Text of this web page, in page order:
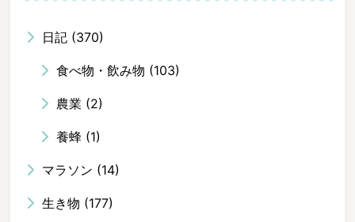
日記 (370)
食べ物・飲み物 (103)
農業 (2)
養蜂 (1)
マラソン (14)
生き物 (177)